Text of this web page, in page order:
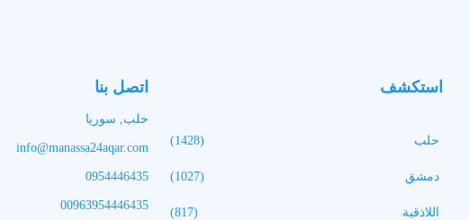
استكشف
حلب (1428)
دمشق (1027)
اللاذقية (817)
اتصل بنا
حلب, سوريا
info@manassa24aqar.com
0954446435
00963954446435